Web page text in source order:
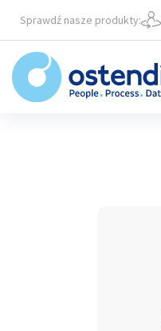
treści
Sprawdź nasze produkty: